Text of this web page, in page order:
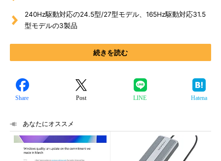
240Hz駆動対応の24.5型/27型モデル、165Hz駆動対応31.5
型モデルの3製品
続きを読む
Share Post LINE Hatena
あなたにオススメ